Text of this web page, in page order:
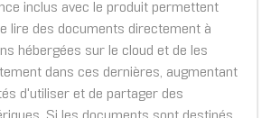
inclus avec le produit permettent
lire des documents directement à
hébergées sur le cloud et de les
dans ces dernières, augmentant
d'utiliser et de partager des